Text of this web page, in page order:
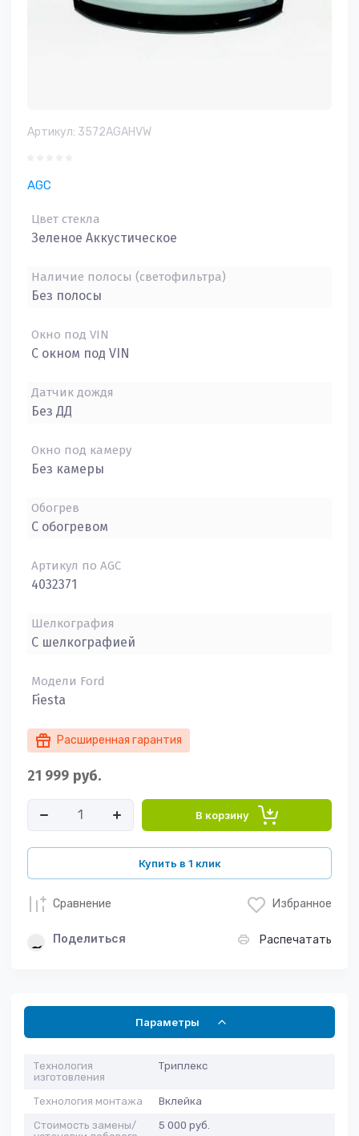
Артикул: 3572AGAHVW
AGC
Цвет стекла
Зеленое Аккустическое
Наличие полосы (светофильтра)
Без полосы
Окно под VIN
С окном под VIN
Датчик дождя
Без ДД
Окно под камеру
Без камеры
Обогрев
С обогревом
Артикул по AGC
4032371
Шелкография
С шелкографией
Модели Ford
Fiesta
Расширенная гарантия
21 999 руб.
В корзину
Купить в 1 клик
Сравнение Избранное
Поделиться Распечатать
Параметры
Технология
изготовления
Триплекс
Технология монтажа
Вклейка
Стоимость замены/
5 000 руб.